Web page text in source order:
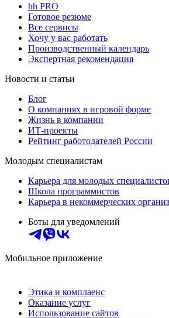
hh PRO
Готовое резюме
Все сервисы
Хочу у вас работать
Производственный календарь
Экспертная рекомендация
Новости и статьи
Блог
О компаниях в игровой форме
Жизнь в компании
ИТ-проекты
Рейтинг работодателей России
Молодым специалистам
Карьера для молодых
Школа программистов
Карьера в некоммерческих
Боты для уведомлений
Мобильное приложение
Этика и комплаенс
Оказание услуг
Использование сайтов